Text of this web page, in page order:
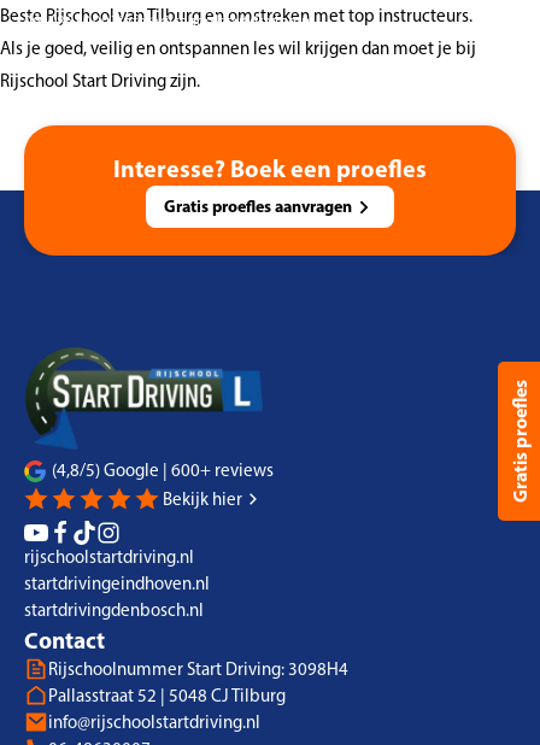
06-48630007info@rijschoolstartdriving.nl
Gratis proefles
Beste Rijschool van Tilburg en omstreken met top instructeurs.
Als je goed, veilig en ontspannen les wil krijgen dan moet je bij
Rijschool Start Driving zijn.
Interesse? Boek een proefles
Gratis proefles aanvragen
(4,8/5) Google | 600+ reviews
Bekijk hier
rijschoolstartdriving.nl
startdrivingeindhoven.nl
startdrivingdenbosch.nl
Contact
Rijschoolnummer Start Driving: 3098H4
Pallasstraat 52 | 5048 CJ Tilburg
info@rijschoolstartdriving.nl